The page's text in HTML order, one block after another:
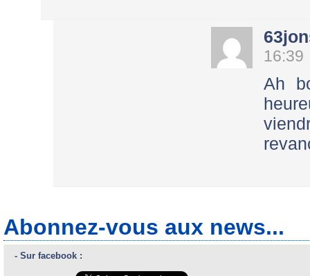
16:39
Ah
Abonnez-vous aux news...
- Sur facebook :